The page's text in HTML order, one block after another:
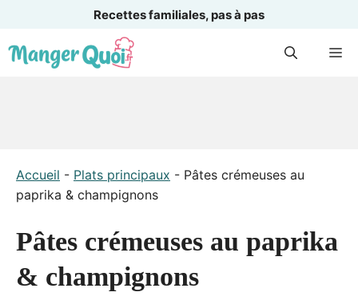
Recettes familiales, pas à pas
au
Accueil - Plats principaux - Pâtes crémeuses au
paprika & champignons
Pâtes crémeuses au paprika
& champignons